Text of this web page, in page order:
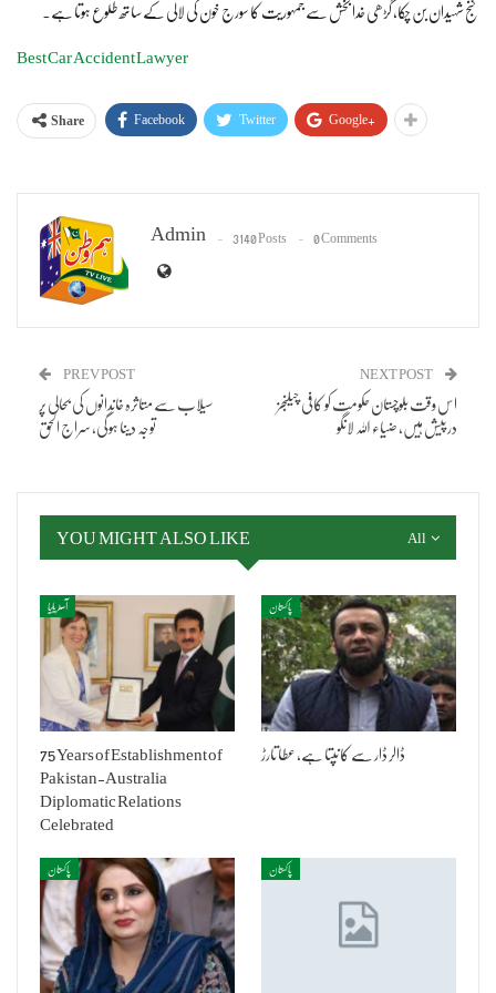
گنج شہیدان بن چکا، گڑھی خدا بخش سے جمہوریت کا سورج خون کی لالی کے ساتھ طلوع ہوتا ہے۔
Best Car Accident Lawyer
Share Facebook Twitter Google+
Admin 3140 Posts 0 Comments
PREV POST
سیلاب سے متاثرہ خاندانوں کی بحالی پر
توجہ دینا ہوگی، سراج الحق
NEXT POST
اس وقت بلوچستان حکومت کو کافی چیلنجز
درپیش ہیں، ضیاء اللہ لانگو
All
YOU MIGHT ALSO LIKE
آسٹریلیا
75 Years of Establishment of
Pakistan-Australia
Diplomatic Relations
Celebrated
پاکستان
ڈالر ڈار سے کانپتا ہے، عطا تارڑ
پاکستان پاکستان